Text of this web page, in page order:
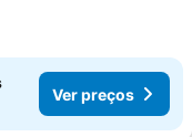
Ver preços